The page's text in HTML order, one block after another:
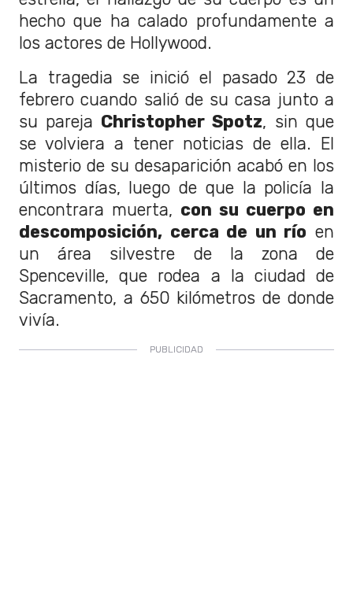
hecho que ha calado profundamente a
los actores de Hollywood.
La tragedia se inició el pasado 23 de
febrero cuando salió de su casa junto a
su pareja Christopher Spotz, sin que
se volviera a tener noticias de ella. El
misterio de su desaparición acabó en los
últimos días, luego de que la policía la
encontrara muerta, con su cuerpo en
descomposición, cerca de un río en
un área silvestre de la zona de
Spenceville, que rodea a la ciudad de
Sacramento, a 650 kilómetros de donde
vivía.